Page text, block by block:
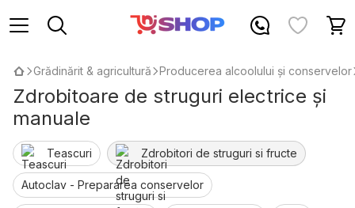
Grădinărit & agricultură Producerea alcoolului și conservelor
Zdrobitoare de struguri electrice și
manuale
Teascuri Zdrobitori de struguri si fructe
Autoclav - Prepararea conservelor